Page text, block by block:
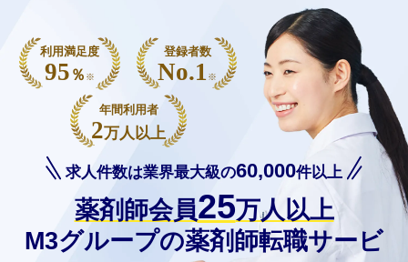
求人件数は業界最大級の60,000件以上
薬剤師会員25万人以上
M3グループの薬剤師転職サービ
利用満足度
95 ％ ※
登録者数
No.1 ※
年間利用者
2万人以上